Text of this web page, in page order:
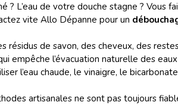
? L’eau de votre douche stagne ? Vous
vite Allo Dépanne pour un
résidus de savon, des cheveux, des
empêche l’évacuation naturelle des
l’eau chaude, le vinaigre, le
artisanales ne sont pas toujours